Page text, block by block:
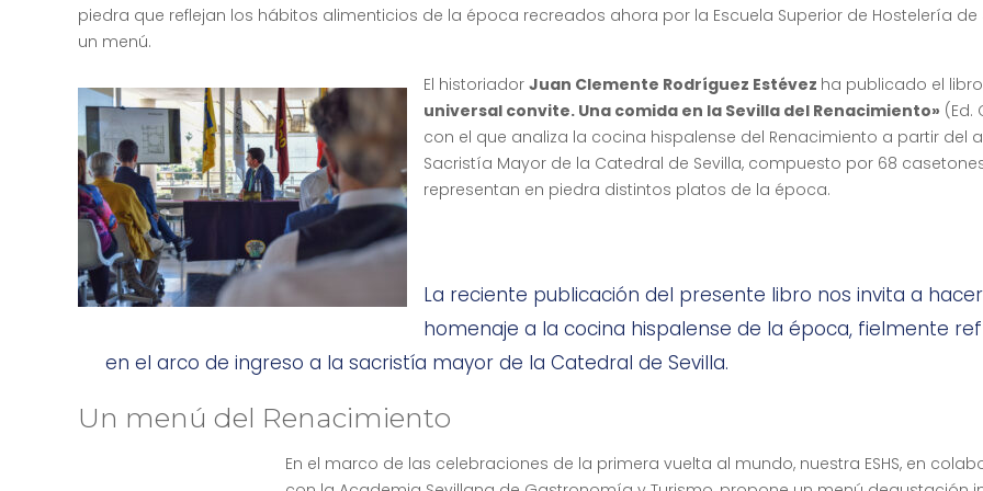
piedra que reflejan los hábitos alimenticios de la época recreados ahora por la Escuela Superior de Hostelería de
un menú.
El historiadorJuan Clemente Rodríguez Estévez ha publicado el
universal convite. Una comida en la Sevilla del Renacimiento» (Ed.
con el que analiza la cocina hispalense del Renacimiento a partir del
Sacristía Mayor de la Catedral de Sevilla, compuesto por 68
representan en piedra distintos platos de la época.
La reciente publicación del presente libro nos invita a
homenaje a la cocina hispalense de la época, fielmente
en el arco de ingreso a la sacristía mayor de la Catedral de Sevilla.
Un menú del Renacimiento
En el marco de las celebraciones de la primera vuelta al mundo, nuestra ESHS, en